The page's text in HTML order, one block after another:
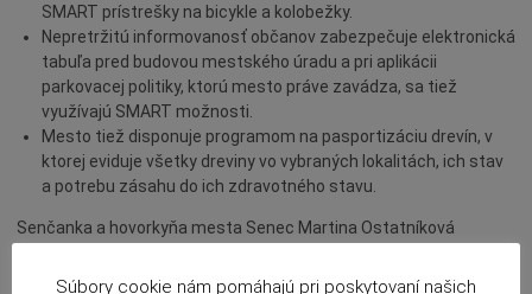
SMART prístrešky na bicykle a kolobežky.
Nepretržitú informovanosť občanov zabezpečuje elektronická
tabuľa pred budovou mestského úradu a pri aplikácii
parkovacej politiky, ktorú mesto práve zavádza, sa tiež
využívajú SMART možnosti.
Mesto tiež disponuje programom na pasportizáciu drevín, v
ktorej eviduje všetky dreviny vo vybraných lokalitách, ich stav
a potrebu zásahu do ich zdravotného stavu.
Senčanka a hovorkyňa mesta Senec Martina Ostatníková
slávnostnom galavečere dokonca vystúpila aj so svojou kapelou
Súbory cookie nám pomáhajú pri poskytovaní našich